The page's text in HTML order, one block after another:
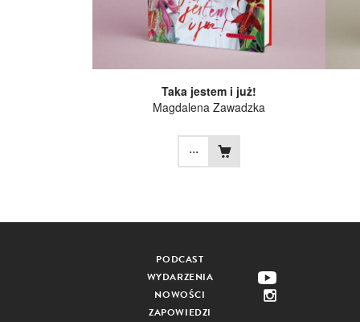
Taka jestem i już!
Magdalena Zawadzka
...
PODCAST
WYDARZENIA
NOWOŚCI
ZAPOWIEDZI